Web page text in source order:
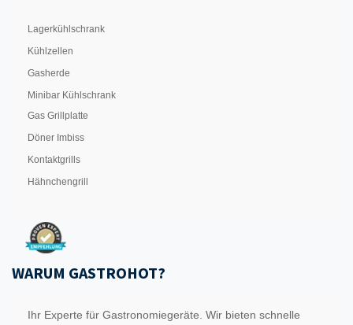
Lagerkühlschrank
Kühlzellen
Gasherde
Minibar Kühlschrank
Gas Grillplatte
Döner Imbiss
Kontaktgrills
Hähnchengrill
WARUM GASTROHOT?
Ihr Experte für Gastronomiegeräte. Wir bieten schnelle